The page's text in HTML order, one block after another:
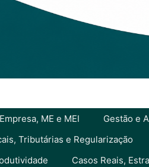
ME e MEI Gestão e
Tributárias e Regularização
Casos Reais,